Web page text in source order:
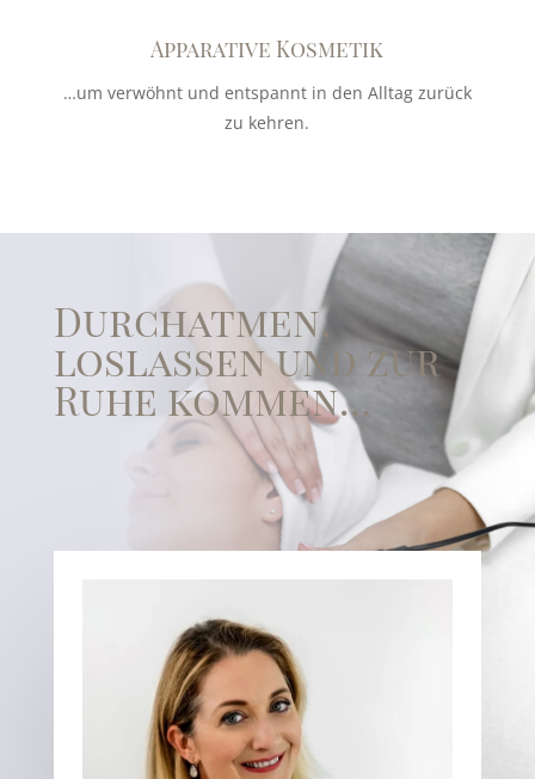
Apparative Kosmetik
…um verwöhnt und entspannt in den Alltag zurück
zu kehren.
Durchatmen,
loslassen und zur
Ruhe kommen…